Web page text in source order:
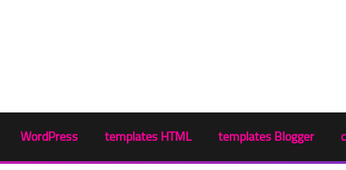
WordPress templates HTML templates Blogger